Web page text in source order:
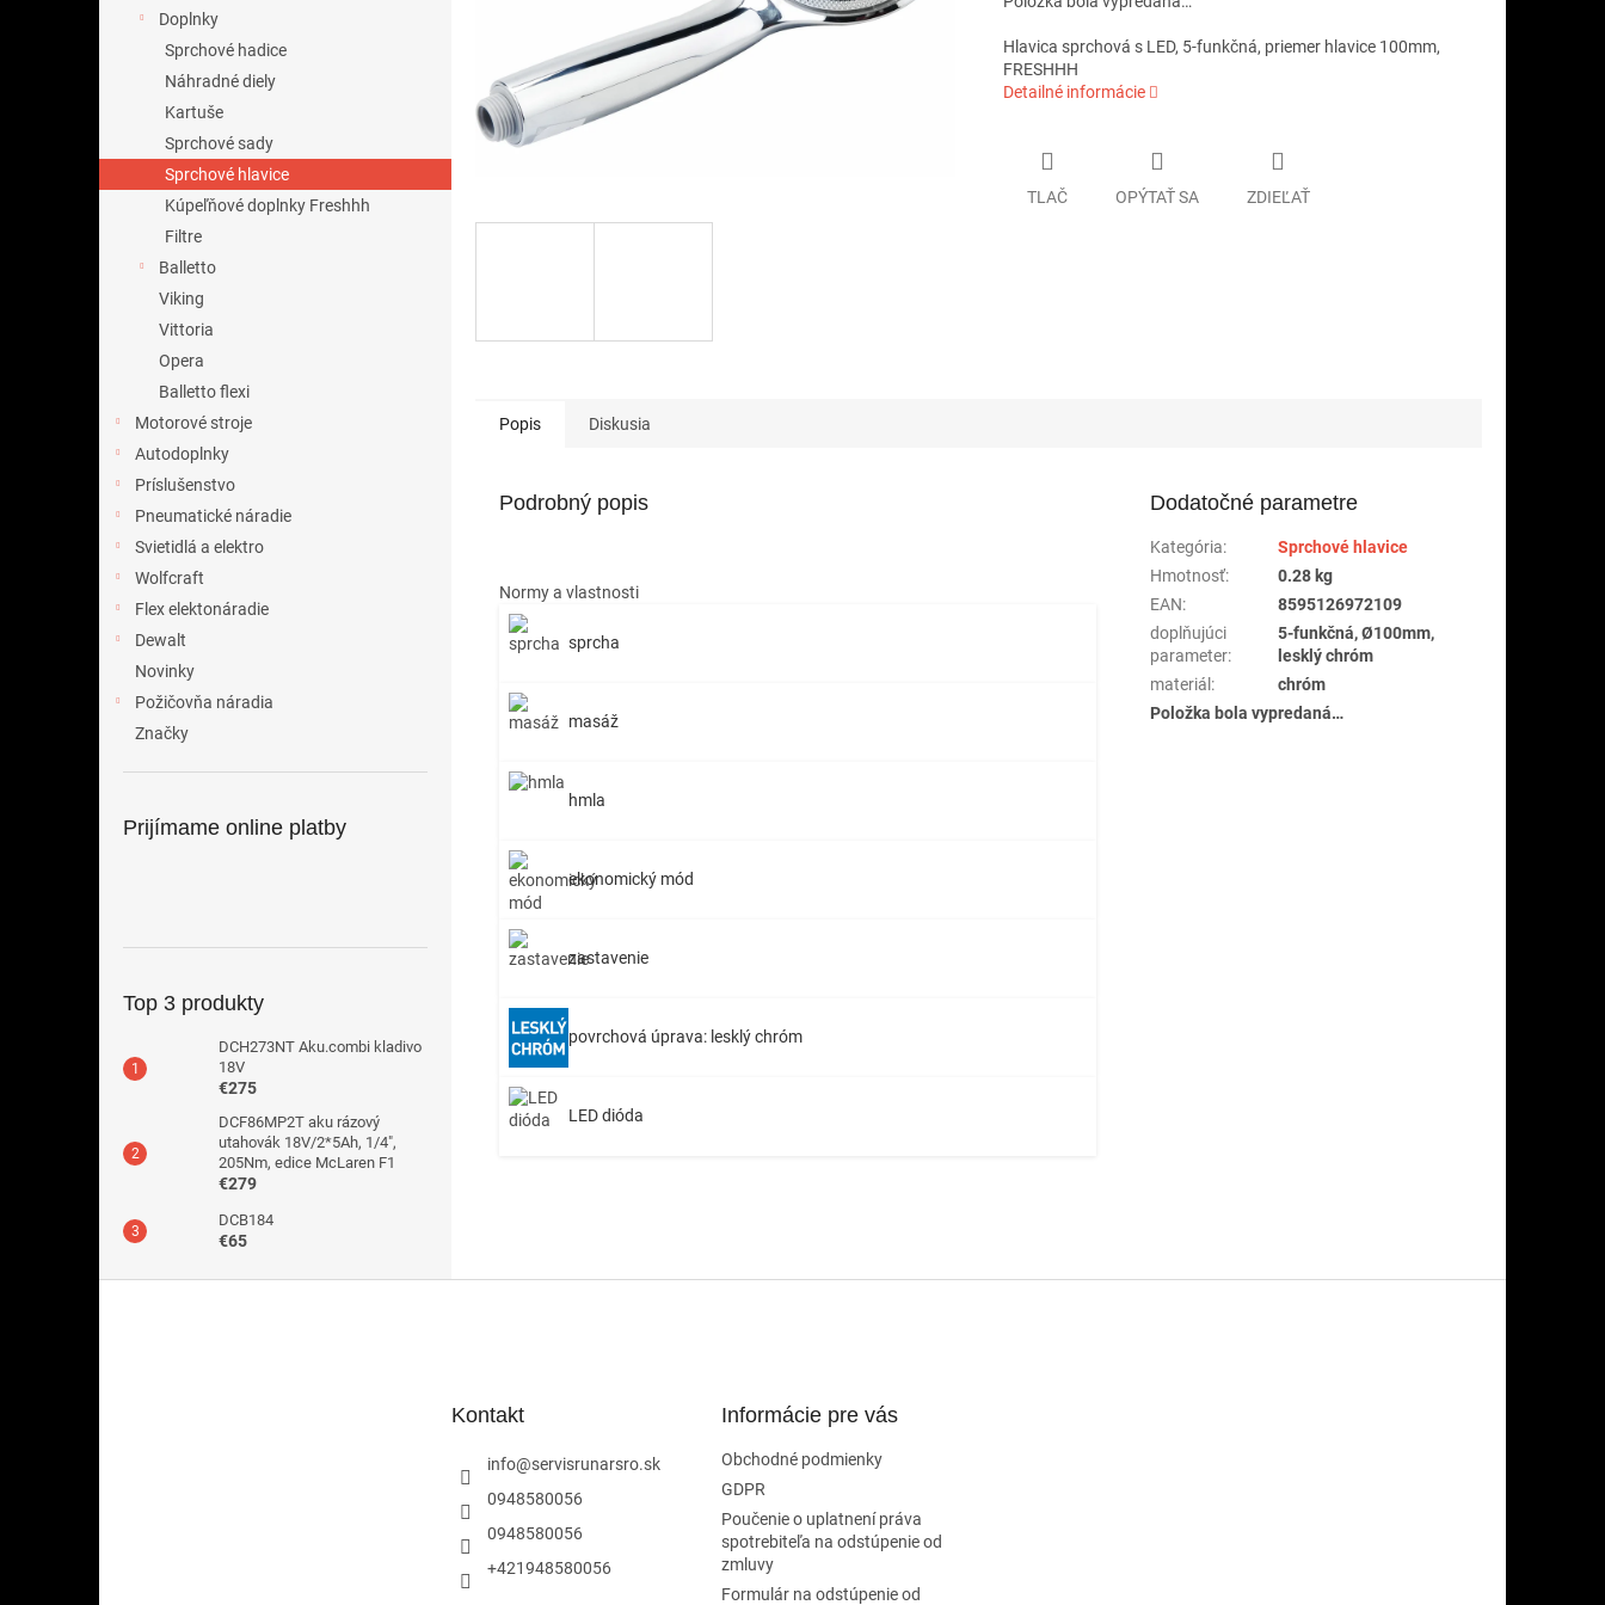
Doplnky
Sprchové hadice
Náhradné diely
Kartuše
Sprchové sady
Sprchové hlavice
Kúpeľňové doplnky Freshhh
Filtre
Balletto
Viking
Vittoria
Opera
Balletto flexi
Motorové stroje
Autodoplnky
Príslušenstvo
Pneumatické náradie
Svietidlá a elektro
Wolfcraft
Flex elektonáradie
Dewalt
Novinky
Požičovňa náradia
Značky
Prijímame online platby
Top 3 produkty
DCH273NT Aku.combi kladivo
18V
€275
DCF86MP2T aku rázový
utahovák 18V/2*5Ah, 1/4",
205Nm, edice McLaren F1
€279
DCB184
€65
Hlavica sprchová s LED, 5-funkčná, priemer hlavice 100mm,
FRESHHH
Detailné informácie
TLAČ OPÝTAŤ SA ZDIEĽAŤ
Popis Diskusia
Podrobný popis
Normy a vlastnosti
sprcha
masáž
hmla
ekonomický mód
zastavenie
povrchová úprava: lesklý chróm
LED dióda
Dodatočné parametre
Kategória:
Sprchové hlavice
Hmotnosť:
0.28 kg
EAN:
8595126972109
doplňujúci
parameter:
5-funkčná, Ø100mm,
lesklý chróm
materiál:
chróm
Položka bola vypredaná…
Kontakt
info@servisrunarsro.sk
0948580056
0948580056
+421948580056
Informácie pre vás
Obchodné podmienky
GDPR
Poučenie o uplatnení práva
spotrebiteľa na odstúpenie od
zmluvy
Formulár na odstúpenie od